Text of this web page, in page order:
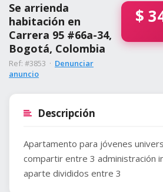
Se arrienda
habitación en
Carrera 95 #66a-34,
Bogotá, Colombia
Ref: #3853 · Denunciar
anuncio
$
Descripción
Apartamento para jóvenes
compartir entre 3 administración
aparte divididos entre 3